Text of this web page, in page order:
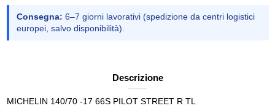
Consegna: 6–7 giorni lavorativi (spedizione da centri logistici
europei, salvo disponibilità).
Descrizione
MICHELIN 140/70 -17 66S PILOT STREET R TL